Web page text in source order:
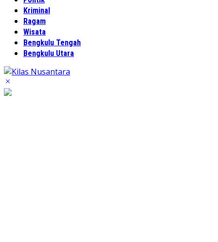
Kriminal
Ragam
Wisata
Bengkulu Tengah
Bengkulu Utara